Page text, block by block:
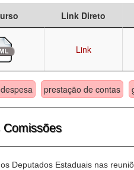
Link Direto
Link
despesa prestação de contas
Comissões
Deputados Estaduais nas